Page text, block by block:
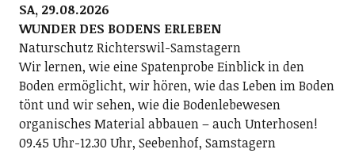
SA, 29.08.2026
WUNDER DES BODENS ERLEBEN
Naturschutz Richterswil-Samstagern
Wir lernen, wie eine Spatenprobe Einblick in den
Boden ermöglicht, wir hören, wie das Leben im Boden
tönt und wir sehen, wie die Bodenlebewesen
organisches Material abbauen – auch Unterhosen!
09.45 Uhr-12.30 Uhr, Seebenhof, Samstagern